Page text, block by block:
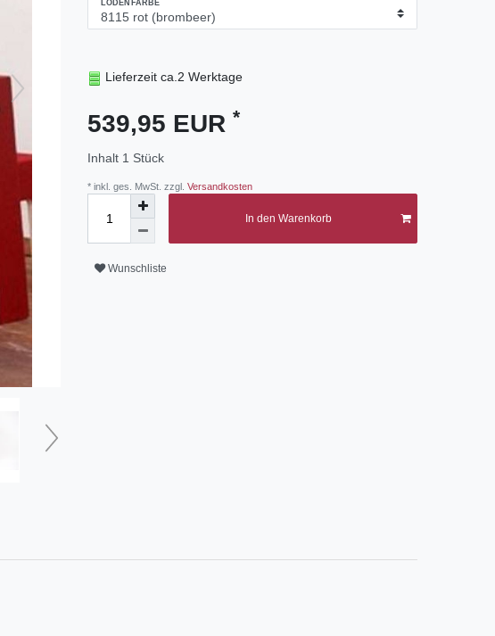
LODENFARBE
Lieferzeit ca.2 Werktage
539,95 EUR *
Inhalt 1 Stück
* inkl. ges. MwSt. zzgl. Versandkosten
In den Warenkorb
Wunschliste